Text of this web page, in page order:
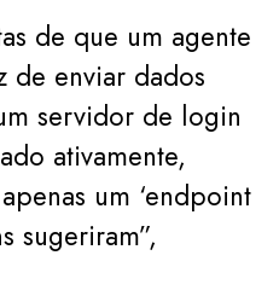
de que um agente
de enviar dados
servidor de login
ativamente,
um ‘endpoint
sugeriram”,